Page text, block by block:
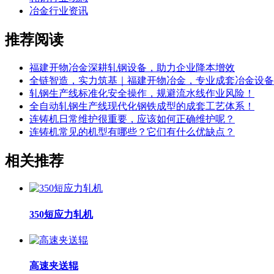
冶金行业资讯
推荐阅读
福建开物冶金深耕轧钢设备，助力企业降本增效
全链智造，实力筑基｜福建开物冶金，专业成套冶金设
轧钢生产线标准化安全操作，规避流水线作业风险！
全自动轧钢生产线现代化钢铁成型的成套工艺体系！
连铸机日常维护很重要，应该如何正确维护呢？
连铸机常见的机型有哪些？它们有什么优缺点？
相关推荐
350短应力轧机
高速夹送辊